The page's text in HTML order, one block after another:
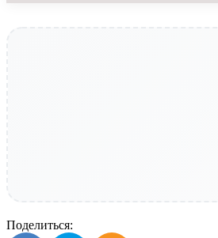
Поделиться: